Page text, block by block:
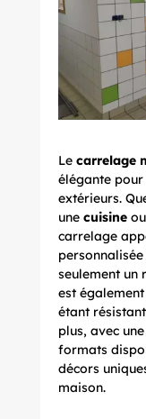
Lecarrelage
élégante
extérieurs.
une cuisineou
carrelage
seulement un
est
étant résistant
plus, avec
formats
décors
maison.